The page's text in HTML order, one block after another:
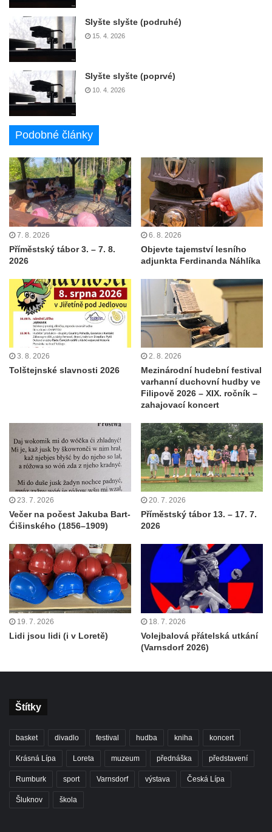
Slyšte slyšte (podruhé)
15. 4. 2026
Slyšte slyšte (poprvé)
10. 4. 2026
Podobné články
7. 8. 2026
Příměstský tábor 3. – 7. 8.
2026
6. 8. 2026
Objevte tajemství lesního
adjunkta Ferdinanda Náhlíka
3. 8. 2026
Tolštejnské slavnosti 2026
2. 8. 2026
Mezinárodní hudební festival
varhanní duchovní hudby ve
Filipově 2026 – XIX. ročník –
zahajovací koncert
23. 7. 2026
Večer na počest Jakuba Bart-
Ćišinského (1856–1909)
20. 7. 2026
Příměstský tábor 13. – 17. 7.
2026
19. 7. 2026
Lidi jsou lidi (i v Loretě)
18. 7. 2026
Volejbalová přátelská utkání
(Varnsdorf 2026)
Štítky
basket divadlo festival hudba kniha koncert
Krásná Lípa Loreta muzeum přednáška představení
Rumburk sport Varnsdorf výstava Česká Lípa
Šluknov škola